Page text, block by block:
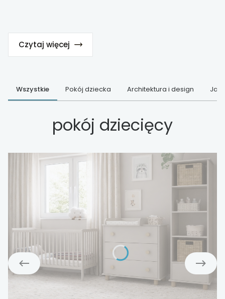
Czytaj więcej
Wszystkie Pokój dziecka Architektura i design Jak
pokój dziecięcy